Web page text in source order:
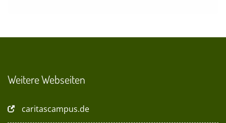
Weitere Webseiten
caritascampus.de